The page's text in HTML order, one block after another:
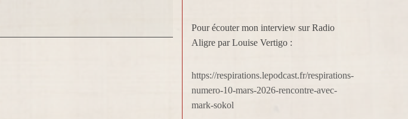
Pour écouter mon interview sur Radio
Aligre par Louise Vertigo :
https://respirations.lepodcast.fr/respirations-
numero-10-mars-2026-rencontre-avec-
mark-sokol